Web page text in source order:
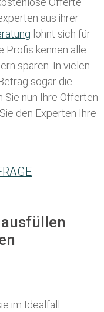
aus ihrer
lohnt sich für
Profis kennen alle
sparen. In vielen
sogar die
Sie nun Ihre Offerten
den Experten Ihre
im Idealfall